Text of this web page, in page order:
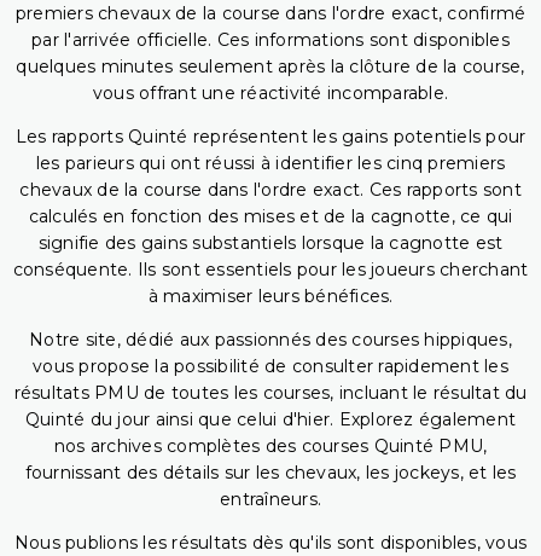
premiers chevaux de la course dans l'ordre exact, confirmé
par l'arrivée officielle. Ces informations sont disponibles
quelques minutes seulement après la clôture de la course,
vous offrant une réactivité incomparable.
Les rapports Quinté représentent les gains potentiels pour
les parieurs qui ont réussi à identifier les cinq premiers
chevaux de la course dans l'ordre exact. Ces rapports sont
calculés en fonction des mises et de la cagnotte, ce qui
signifie des gains substantiels lorsque la cagnotte est
conséquente. Ils sont essentiels pour les joueurs cherchant
à maximiser leurs bénéfices.
Notre site, dédié aux passionnés des courses hippiques,
vous propose la possibilité de consulter rapidement les
résultats PMU de toutes les courses, incluant le résultat du
Quinté du jour ainsi que celui d'hier. Explorez également
nos archives complètes des courses Quinté PMU,
fournissant des détails sur les chevaux, les jockeys, et les
entraîneurs.
Nous publions les résultats dès qu'ils sont disponibles, vous